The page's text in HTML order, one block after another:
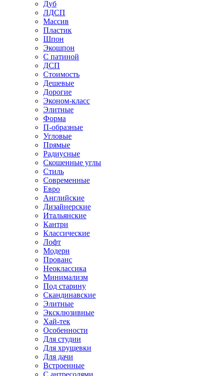
Дуб
ЛДСП
Массив
Пластик
Шпон
Экошпон
С патиной
ДСП
Стоимость
Дешевые
Дорогие
Эконом-класс
Элитные
Форма
П-образные
Угловые
Прямые
Радиусные
Скошенные углы
Стиль
Современные
Евро
Английские
Дизайнерские
Итальянские
Кантри
Классические
Лофт
Модерн
Прованс
Неоклассика
Минимализм
Под старину
Скандинавские
Элитные
Эксклюзивные
Хай-тек
Особенности
Для студии
Для хрущевки
Для дачи
Встроенные
С антресолями